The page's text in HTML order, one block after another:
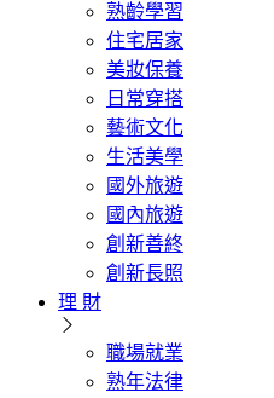
熟齡學習
住宅居家
美妝保養
日常穿搭
藝術文化
生活美學
國外旅遊
國內旅遊
創新善終
創新長照
理 財
職場就業
熟年法律